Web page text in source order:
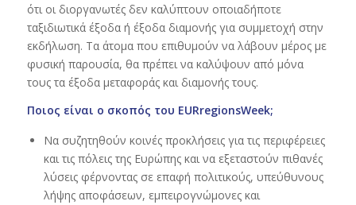
ότι οι διοργανωτές δεν καλύπτουν οποιαδήποτε
ταξιδιωτικά έξοδα ή έξοδα διαμονής για συμμετοχή στην
εκδήλωση. Τα άτομα που επιθυμούν να λάβουν μέρος με
φυσική παρουσία, θα πρέπει να καλύψουν από μόνα
τους τα έξοδα μεταφοράς και διαμονής τους.
Ποιος είναι ο σκοπός του EURregionsWeek;
Να συζητηθούν κοινές προκλήσεις για τις περιφέρειες
και τις πόλεις της Ευρώπης και να εξεταστούν πιθανές
λύσεις φέρνοντας σε επαφή πολιτικούς, υπεύθυνους
λήψης αποφάσεων, εμπειρογνώμονες και